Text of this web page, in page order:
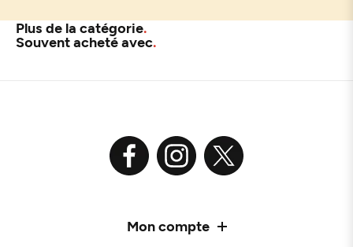
Plus de la catégorie
Souvent acheté avec
Mon compte